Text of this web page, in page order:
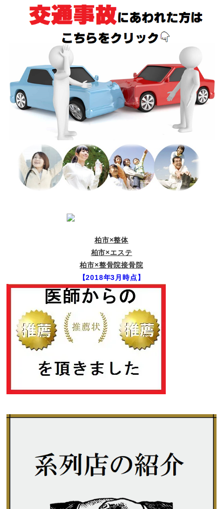
柏市×整体
柏市×エステ
柏市×整骨院接骨院
【2018年3月時点】